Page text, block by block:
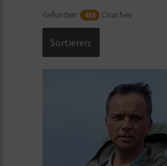
Gefunden: 433 Coaches
Sortieren: